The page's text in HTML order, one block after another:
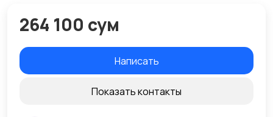
264 100 сум
Написать
Показать контакты